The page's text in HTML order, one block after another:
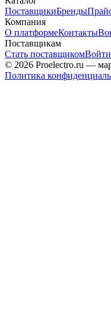
ПоставщикиБренды
Компания
О платформеКонтакты
Поставщикам
Стать поставщиком
© 2026 Proelectro.ru —
Политика